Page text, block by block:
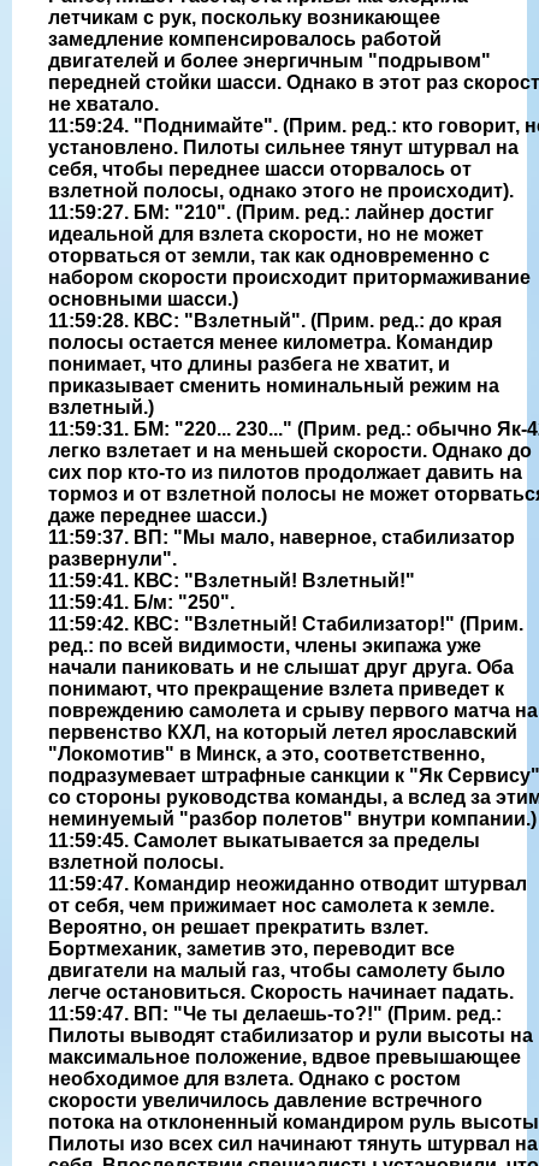
летчикам с рук, поскольку возникающее
замедление компенсировалось работой
двигателей и более энергичным "подрывом"
передней стойки шасси. Однако в этот раз
не хватало.
11:59:24. "Поднимайте". (Прим. ред.: кто говорит,
установлено. Пилоты сильнее тянут штурвал на
себя, чтобы переднее шасси оторвалось от
взлетной полосы, однако этого не происходит).
11:59:27. БМ: "210". (Прим. ред.: лайнер достиг
идеальной для взлета скорости, но не может
оторваться от земли, так как одновременно с
набором скорости происходит притормаживание
основными шасси.)
11:59:28. КВС: "Взлетный". (Прим. ред.: до края
полосы остается менее километра. Командир
понимает, что длины разбега не хватит, и
приказывает сменить номинальный режим на
взлетный.)
11:59:31. БМ: "220... 230..." (Прим. ред.: обычно Як-
легко взлетает и на меньшей скорости. Однако до
сих пор кто-то из пилотов продолжает давить на
тормоз и от взлетной полосы не может
даже переднее шасси.)
11:59:37. ВП: "Мы мало, наверное, стабилизатор
развернули".
11:59:41. КВС: "Взлетный! Взлетный!"
11:59:41. Б/м: "250".
11:59:42. КВС: "Взлетный! Стабилизатор!" (Прим.
ред.: по всей видимости, члены экипажа уже
начали паниковать и не слышат друг друга. Оба
понимают, что прекращение взлета приведет к
повреждению самолета и срыву первого матча на
первенство КХЛ, на который летел ярославский
"Локомотив" в Минск, а это, соответственно,
подразумевает штрафные санкции к "Як Сервису"
со стороны руководства команды, а вслед за
неминуемый "разбор полетов" внутри компании.)
11:59:45. Самолет выкатывается за пределы
взлетной полосы.
11:59:47. Командир неожиданно отводит штурвал
от себя, чем прижимает нос самолета к земле.
Вероятно, он решает прекратить взлет.
Бортмеханик, заметив это, переводит все
двигатели на малый газ, чтобы самолету было
легче остановиться. Скорость начинает падать.
11:59:47. ВП: "Че ты делаешь-то?!" (Прим. ред.:
Пилоты выводят стабилизатор и рули высоты на
максимальное положение, вдвое превышающее
необходимое для взлета. Однако с ростом
скорости увеличилось давление встречного
потока на отклоненный командиром руль
Пилоты изо всех сил начинают тянуть штурвал на